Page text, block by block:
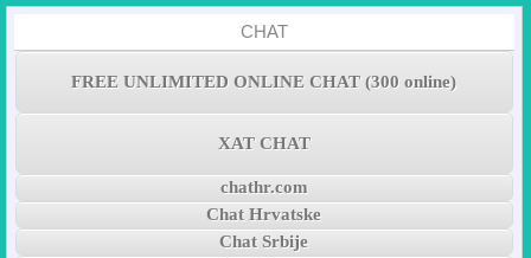
CHAT
FREE UNLIMITED ONLINE CHAT (300 online)
XAT CHAT
chathr.com
Chat Hrvatske
Chat Srbije